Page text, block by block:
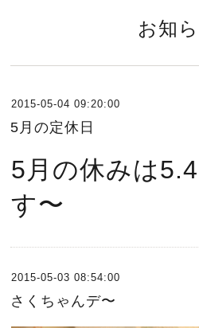
お知
2015-05-04 09:20:00
5月の定休日
5月の休みは
す〜
2015-05-03 08:54:00
さくちゃんデ〜